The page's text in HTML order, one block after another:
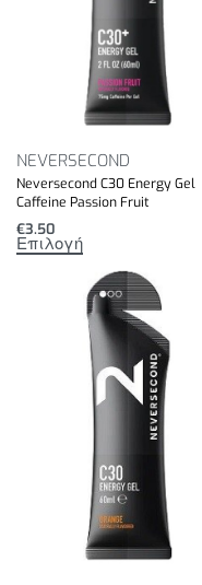
NEVERSECOND
Neversecond C30 Energy Gel
Caffeine Passion Fruit
€3.50
Επιλογή